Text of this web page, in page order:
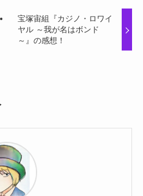
宝塚宙組『カジノ・ロワイ
ヤル ～我が名はボンド
～』の感想！